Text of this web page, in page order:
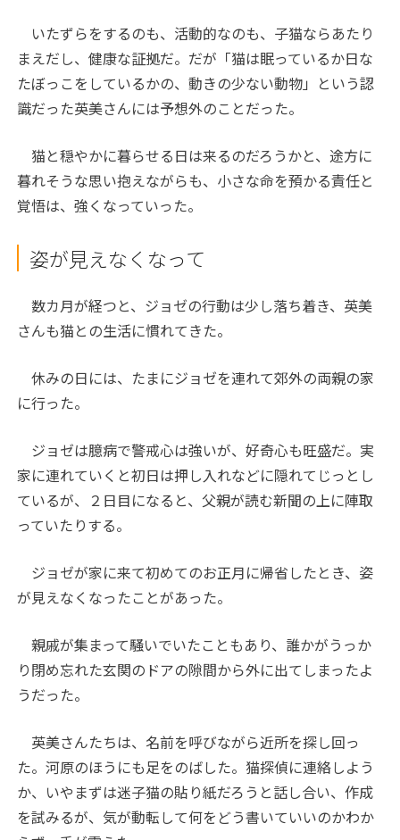
いたずらをするのも、活動的なのも、子猫ならあたり
まえだし、健康な証拠だ。だが「猫は眠っているか日な
たぼっこをしているかの、動きの少ない動物」という認
識だった英美さんには予想外のことだった。
猫と穏やかに暮らせる日は来るのだろうかと、途方に
暮れそうな思い抱えながらも、小さな命を預かる責任と
覚悟は、強くなっていった。
姿が見えなくなって
数カ月が経つと、ジョゼの行動は少し落ち着き、英美
さんも猫との生活に慣れてきた。
休みの日には、たまにジョゼを連れて郊外の両親の家
に行った。
ジョゼは臆病で警戒心は強いが、好奇心も旺盛だ。実
家に連れていくと初日は押し入れなどに隠れてじっとし
ているが、２日目になると、父親が読む新聞の上に陣取
っていたりする。
ジョゼが家に来て初めてのお正月に帰省したとき、姿
が見えなくなったことがあった。
親戚が集まって騒いでいたこともあり、誰かがうっか
り閉め忘れた玄関のドアの隙間から外に出てしまったよ
うだった。
英美さんたちは、名前を呼びながら近所を探し回っ
た。河原のほうにも足をのばした。猫探偵に連絡しよう
か、いやまずは迷子猫の貼り紙だろうと話し合い、作成
を試みるが、気が動転して何をどう書いていいのかわか